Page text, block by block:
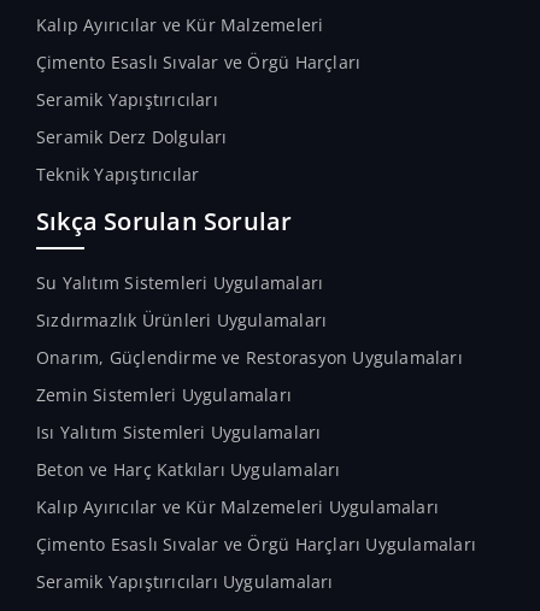
Kalıp Ayırıcılar ve Kür Malzemeleri
Çimento Esaslı Sıvalar ve Örgü Harçları
Seramik Yapıştırıcıları
Seramik Derz Dolguları
Teknik Yapıştırıcılar
Sıkça Sorulan Sorular
Su Yalıtım Sistemleri Uygulamaları
Sızdırmazlık Ürünleri Uygulamaları
Onarım, Güçlendirme ve Restorasyon Uygulamaları
Zemin Sistemleri Uygulamaları
Isı Yalıtım Sistemleri Uygulamaları
Beton ve Harç Katkıları Uygulamaları
Kalıp Ayırıcılar ve Kür Malzemeleri Uygulamaları
Çimento Esaslı Sıvalar ve Örgü Harçları Uygulamaları
Seramik Yapıştırıcıları Uygulamaları